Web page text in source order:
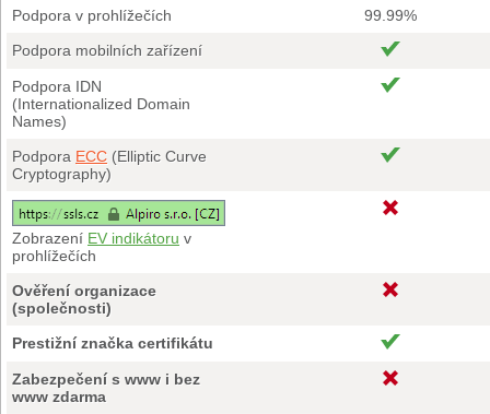
Podpora v prohlížečích
99.99%
Podpora mobilních zařízení
Podpora IDN
(Internationalized Domain
Names)
Podpora ECC (Elliptic Curve
Cryptography)
Zobrazení EV indikátoru v
prohlížečích
Ověření organizace
(společnosti)
Prestižní značka certifikátu
Zabezpečení s www i bez
www zdarma